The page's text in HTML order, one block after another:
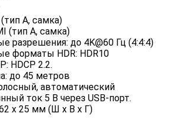
A, самка)
(тип A, самка)
разрешения: до 4K@60 Гц (4:4:4)
форматы HDR: HDR10
HDCP 2.2.
до 45 метров
автоматический
ток 5 В через USB-порт.
x 25 мм (Ш x В x Г)